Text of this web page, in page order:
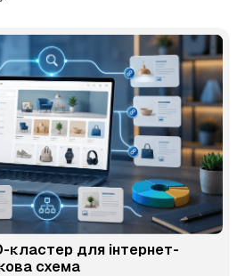
кластер для інтернет-
схема